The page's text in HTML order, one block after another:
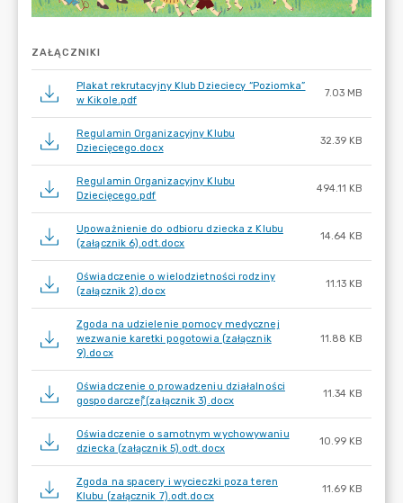
ZAŁĄCZNIKI
Plakat rekrutacyjny Klub Dzieciecy “Poziomka”
w Kikole.pdf
7.03 MB
Regulamin Organizacyjny Klubu
Dziecięcego.docx
32.39 KB
Regulamin Organizacyjny Klubu
Dziecięcego.pdf
494.11 KB
Upoważnienie do odbioru dziecka z Klubu
(załącznik 6).odt.docx
14.64 KB
Oświadczenie o wielodzietności rodziny
(załącznik 2).docx
11.13 KB
Zgoda na udzielenie pomocy medycznej
wezwanie karetki pogotowia (załącznik
9).docx
11.88 KB
Oświadczenie o prowadzeniu działalności
gospodarczej⃰ (załącznik 3).docx
11.34 KB
Oświadczenie o samotnym wychowywaniu
dziecka (załącznik 5).odt.docx
10.99 KB
Zgoda na spacery i wycieczki poza teren
Klubu (załącznik 7).odt.docx
11.69 KB